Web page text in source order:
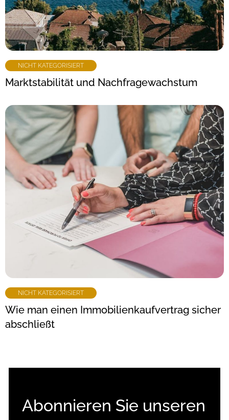
NICHT KATEGORISIERT
Marktstabilität und Nachfragewachstum
NICHT KATEGORISIERT
Wie man einen Immobilienkaufvertrag sicher
abschließt
Abonnieren Sie unseren